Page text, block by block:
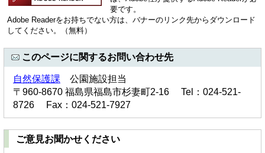
要です。
Adobe Readerをお持ちでない方は、バナーのリンク先からダウンロード
してください。（無料）
このページに関するお問い合わせ先
自然保護課 公園施設担当
〒960-8670 福島県福島市杉妻町2-16 Tel：024-521-
8726 Fax：024-521-7927
ご意見お聞かせください